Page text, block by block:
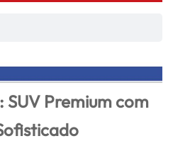
SUV Premium com